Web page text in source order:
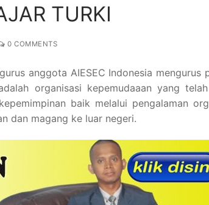
TURKI
0 COMMENTS
anggota AIESEC Indonesia mengurus
organisasi kepemudaaan yang
baik melalui pengalaman
dan magang ke luar negeri.